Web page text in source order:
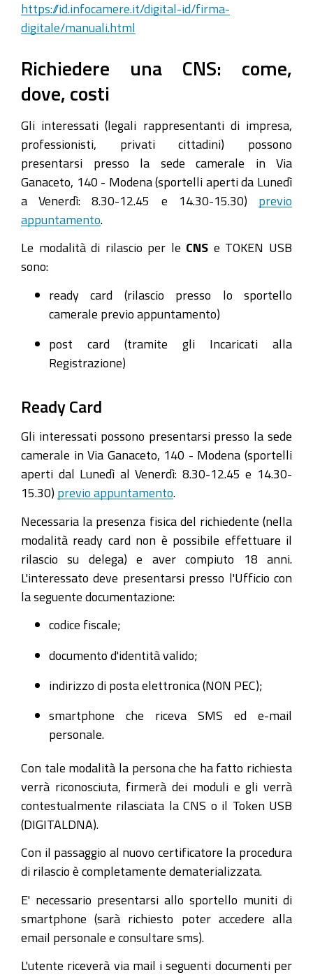
https://id.infocamere.it/digital-id/firma-
digitale/manuali.html
Richiedere una CNS: come,
dove, costi
Gli interessati (legali rappresentanti di impresa,
professionisti, privati cittadini) possono
presentarsi presso la sede camerale in Via
Ganaceto, 140 - Modena (sportelli aperti da Lunedì
a Venerdì: 8.30-12.45 e 14.30-15.30) previo
appuntamento
Le modalità di rilascio per le CNS e TOKEN USB
sono:
ready card (rilascio presso lo sportello
camerale previo appuntamento)
post card (tramite gli Incaricati alla
Registrazione)
Ready Card
Gli interessati possono presentarsi presso la sede
camerale in Via Ganaceto, 140 - Modena (sportelli
aperti dal Lunedì al Venerdì: 8.30-12.45 e 14.30-
15.30) previo appuntamento
Necessaria la presenza fisica del richiedente (nella
modalità ready card non è possibile effettuare il
rilascio su delega) e aver compiuto 18 anni.
L'interessato deve presentarsi presso l'Ufficio con
la seguente documentazione:
codice fiscale;
documento d'identità valido;
indirizzo di posta elettronica (NON PEC);
smartphone che riceva SMS ed e-mail
personale.
Con tale modalità la persona che ha fatto richiesta
verrà riconosciuta, firmerà dei moduli e gli verrà
contestualmente rilasciata la CNS o il Token USB
(DIGITALDNA).
Con il passaggio al nuovo certificatore la procedura
di rilascio è completamente dematerializzata.
E' necessario presentarsi allo sportello muniti di
smartphone (sarà richiesto poter accedere alla
email personale e consultare sms).
L'utente riceverà via mail i seguenti documenti per